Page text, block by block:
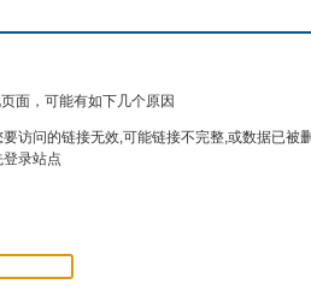
面，可能有如下几个原因
访问的链接无效,可能链接不完整,或数据已被
录站点